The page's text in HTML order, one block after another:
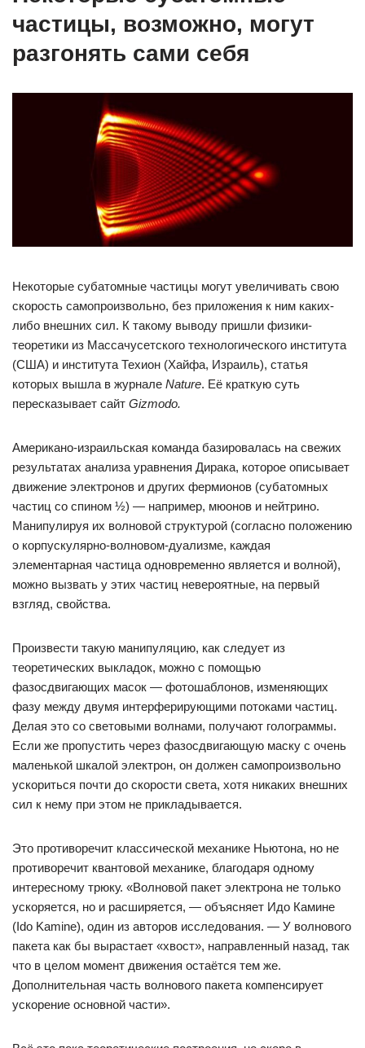
частицы, возможно, могут
разгонять сами себя
Некоторые субатомные частицы могут увеличивать свою
скорость самопроизвольно, без приложения к ним каких-
либо внешних сил. К такому выводу пришли физики-
теоретики из Массачусетского технологического института
(США) и института Техион (Хайфа, Израиль), статья
которых вышла в журнале Nature. Её краткую суть
пересказывает сайт Gizmodo.
Американо-израильская команда базировалась на свежих
результатах анализа уравнения Дирака, которое описывает
движение электронов и других фермионов (субатомных
частиц со спином ½) — например, мюонов и нейтрино.
Манипулируя их волновой структурой (согласно положению
о корпускулярно-волновом-дуализме, каждая
элементарная частица одновременно является и волной),
можно вызвать у этих частиц невероятные, на первый
взгляд, свойства.
Произвести такую манипуляцию, как следует из
теоретических выкладок, можно с помощью
фазосдвигающих масок — фотошаблонов, изменяющих
фазу между двумя интерферирующими потоками частиц.
Делая это со световыми волнами, получают голограммы.
Если же пропустить через фазосдвигающую маску с очень
маленькой шкалой электрон, он должен самопроизвольно
ускориться почти до скорости света, хотя никаких внешних
сил к нему при этом не прикладывается.
Это противоречит классической механике Ньютона, но не
противоречит квантовой механике, благодаря одному
интересному трюку. «Волновой пакет электрона не только
ускоряется, но и расширяется, — объясняет Идо Камине
(Ido Kamine), один из авторов исследования. — У волнового
пакета как бы вырастает «хвост», направленный назад, так
что в целом момент движения остаётся тем же.
Дополнительная часть волнового пакета компенсирует
ускорение основной части».